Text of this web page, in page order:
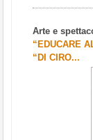
Arte e
“EDUCARE
“DI CIRO...